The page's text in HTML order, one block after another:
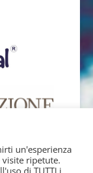
un'esperienza
ripetute.
di TUTTI i